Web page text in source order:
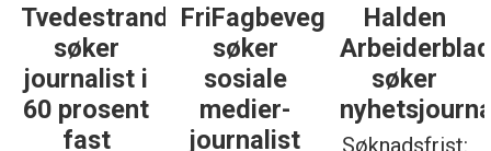
Tvedestrandsposten
søker
journalist i
60 prosent
fast
FriFagbevegelse
søker
sosiale
medier-
journalist
Halden
Arbeiderblad
søker